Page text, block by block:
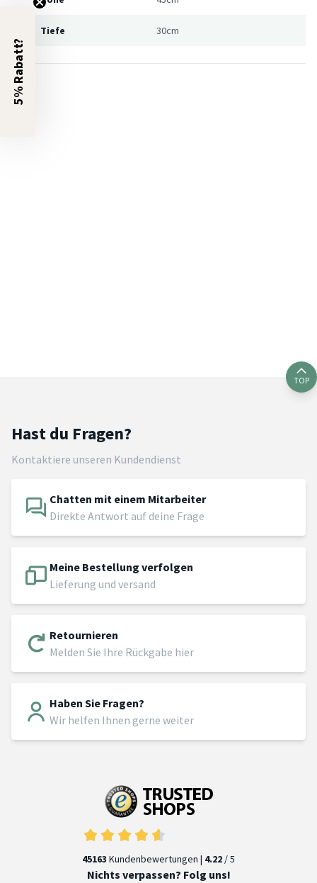
Tiefe 30cm
TOP
Hast du Fragen?
Kontaktiere unseren Kundendienst
Chatten mit einem Mitarbeiter
Direkte Antwort auf deine Frage
Meine Bestellung verfolgen
Lieferung und versand
Retournieren
Melden Sie Ihre Rückgabe hier
Haben Sie Fragen?
Wir helfen Ihnen gerne weiter
45163 Kundenbewertungen | 4.22 / 5
Nichts verpassen? Folg uns!
5% Rabatt?